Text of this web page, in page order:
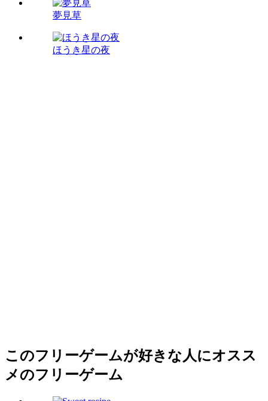
夢見草
ほうき星の夜
このフリーゲームが好きな人にオスス
メのフリーゲーム